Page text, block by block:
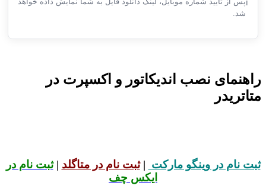
ℹ️
شد.
راهنمای نصب اندیکاتور و اکسپرت در
متاتریدر
ثبت نام در وینگو مارکت |ثبت نام در متاگلد |ثبت نام در
ایکس چف